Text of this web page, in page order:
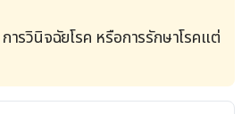
รวินิจฉัยโรค หรือการรักษาโรคแต่